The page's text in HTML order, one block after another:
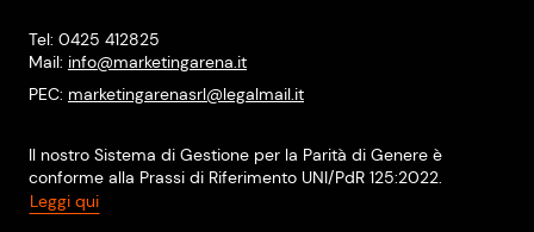
Tel: 0425 412825
Mail: info@marketingarena.it
PEC: marketingarenasrl@legalmail.it
Il nostro Sistema di Gestione per la Parità di Genere è
conforme alla Prassi di Riferimento UNI/PdR 125:2022.
Leggi qui